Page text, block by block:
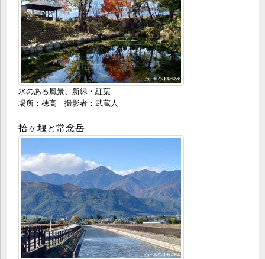
水のある風景、新緑・紅葉
場所：穂高 撮影者：武蔵人
拾ヶ堰と常念岳